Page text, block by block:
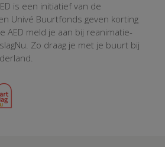
is een initiatief van de
Univé Buurtfonds geven korting
AED meld je aan bij reanimatie-
Zo draag je met je buurt bij